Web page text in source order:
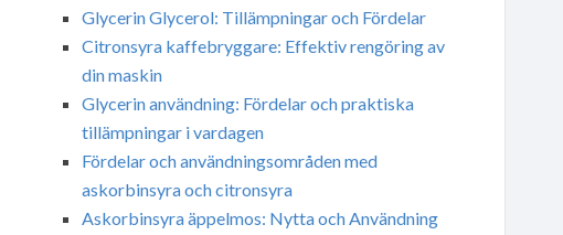
Glycerin Glycerol: Tillämpningar och Fördelar
Citronsyra kaffebryggare: Effektiv rengöring av
din maskin
Glycerin användning: Fördelar och praktiska
tillämpningar i vardagen
Fördelar och användningsområden med
askorbinsyra och citronsyra
Askorbinsyra äppelmos: Nytta och Användning